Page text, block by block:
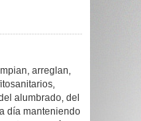
arreglan,
alumbrado, del
día manteniendo